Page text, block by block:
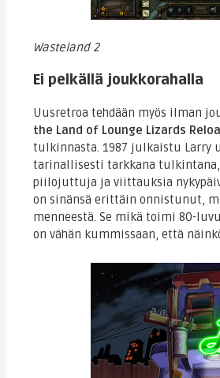
Wasteland 2
Ei pelkällä joukkorahalla
Uusretroa tehdään myös ilman
the Land of Lounge Lizards
tulkinnasta. 1987 julkaistu Larry
tarinallisesti tarkkana
piilojuttuja ja viittauksia
on sinänsä erittäin onnistunut,
menneestä. Se mikä toimi 80-
on vähän kummissaan, että